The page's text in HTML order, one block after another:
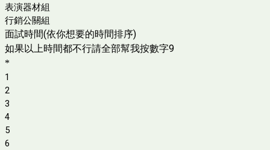
表演器材組
行銷公關組
面試時間(依你想要的時間排序)
如果以上時間都不行請全部幫我按數字9
*
1
2
3
4
5
6